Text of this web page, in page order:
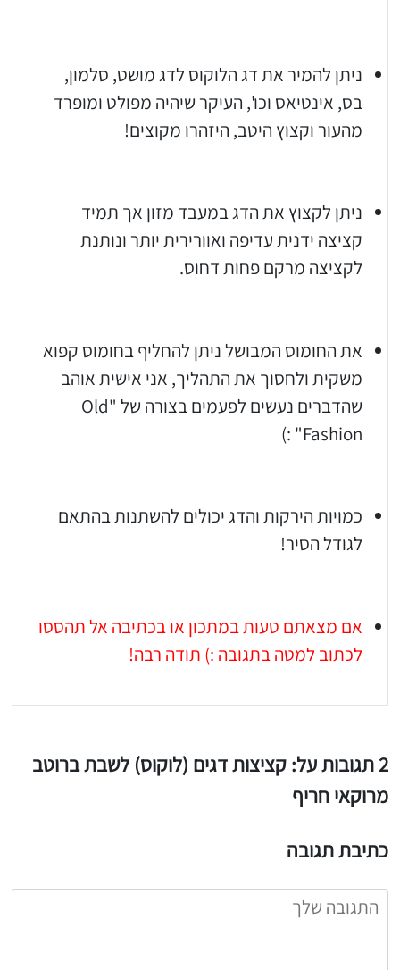
ניתן להמיר את דג הלוקוס לדג מושט, סלמון,
בס, אינטיאס וכו', העיקר שיהיה מפולט ומופרד
מהעור וקצוץ היטב, היזהרו מקוצים!
ניתן לקצוץ את הדג במעבד מזון אך תמיד
קציצה ידנית עדיפה ואוורירית יותר ונותנת
לקציצה מרקם פחות דחוס.
את החומוס המבושל ניתן להחליף בחומוס קפוא
משקית ולחסוך את התהליך, אני אישית אוהב
שהדברים נעשים לפעמים בצורה של "Old
Fashion" :)
כמויות הירקות והדג יכולים להשתנות בהתאם
לגודל הסיר!
אם מצאתם טעות במתכון או בכתיבה אל תהססו
לכתוב למטה בתגובה :) תודה רבה!
2 תגובות על: קציצות דגים (לוקוס) לשבת ברוטב
מרוקאי חריף
כתיבת תגובה